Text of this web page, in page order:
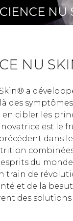
NU
NU
a
des
cibler les
est le
dans
du
train de
et de la
des